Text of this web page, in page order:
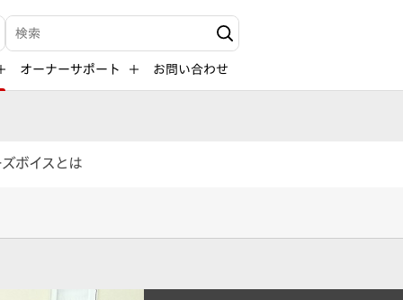
検索キーワード入力
オーナーサポート お問い合わせ
ボイスとは